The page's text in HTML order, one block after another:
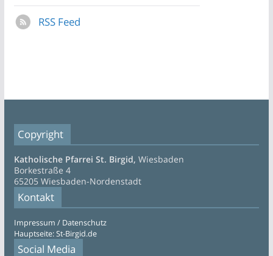
RSS Feed
Copyright
Katholische Pfarrei St. Birgid, Wiesbaden
Borkestraße 4
65205 Wiesbaden-Nordenstadt
Kontakt
Impressum / Datenschutz
Hauptseite: St-Birgid.de
Social Media